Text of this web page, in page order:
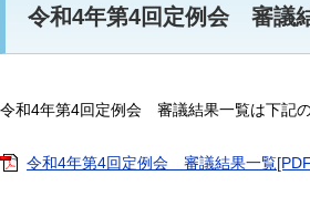
令和4年第4回定例会 審議
令和4年第4回定例会 審議結果一覧は下記の
令和4年第4回定例会 審議結果一覧